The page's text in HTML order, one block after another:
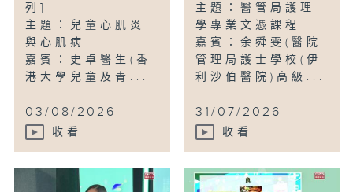
列]
主題：兒童心肌炎
與心肌病
嘉賓：史卓醫生(香
港大學兒童及青...
03/08/2026
收看
主題：醫管局護理
學專業文憑課程
嘉賓：余舜雯(醫院
管理局護士學校(伊
利沙伯醫院)高級...
31/07/2026
收看